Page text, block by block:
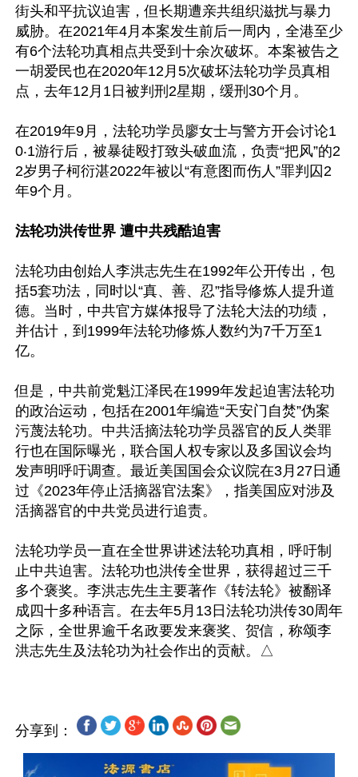
街头和平抗议迫害，但长期遭亲共组织滋扰与暴力
威胁。在2021年4月本案发生前后一周内，全港至少
有6个法轮功真相点共受到十余次破坏。本案被告之
一胡爱民也在2020年12月5次破坏法轮功学员真相
点，去年12月1日被判刑2星期，缓刑30个月。
在2019年9月，法轮功学员廖女士与警方开会讨论1
0‧1游行后，被暴徒殴打致头破血流，负责“把风”的2
2岁男子柯衍湛2022年被以“有意图而伤人”罪判囚2
年9个月。
法轮功洪传世界 遭中共残酷迫害
法轮功由创始人李洪志先生在1992年公开传出，包
括5套功法，同时以“真、善、忍”指导修炼人提升道
德。当时，中共官方媒体报导了法轮大法的功绩，
并估计，到1999年法轮功修炼人数约为7千万至1
亿。
但是，中共前党魁江泽民在1999年发起迫害法轮功
的政治运动，包括在2001年编造“天安门自焚”伪案
污蔑法轮功。中共活摘法轮功学员器官的反人类罪
行也在国际曝光，联合国人权专家以及多国议会均
发声明呼吁调查。最近美国国会众议院在3月27日通
过《2023年停止活摘器官法案》，指美国应对涉及
活摘器官的中共党员进行追责。
法轮功学员一直在全世界讲述法轮功真相，呼吁制
止中共迫害。法轮功也洪传全世界，获得超过三千
多个褒奖。李洪志先生主要著作《转法轮》被翻译
成四十多种语言。在去年5月13日法轮功洪传30周年
之际，全世界逾千名政要发来褒奖、贺信，称颂李
分享到：